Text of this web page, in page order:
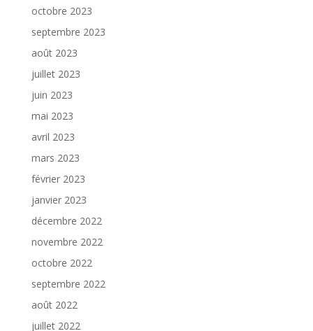
octobre 2023
septembre 2023
août 2023
juillet 2023
juin 2023
mai 2023
avril 2023
mars 2023
février 2023
janvier 2023
décembre 2022
novembre 2022
octobre 2022
septembre 2022
août 2022
juillet 2022